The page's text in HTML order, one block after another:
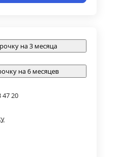
на 3 месяца
на 6 месяцев
47 20